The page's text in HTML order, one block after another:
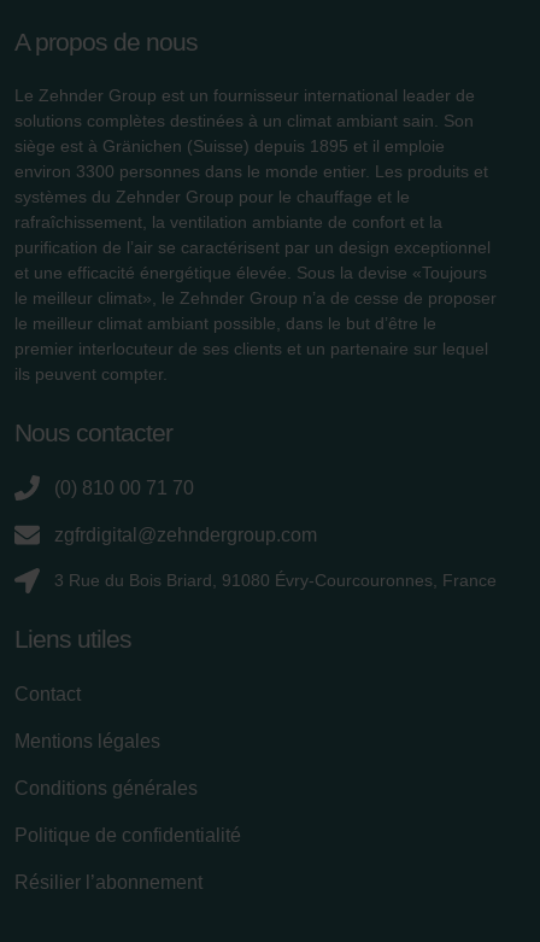
Zehnder Group Nederland bv: Privacyverklaringen
Zehnder Group Schweiz AG: Datenschutz
Zehnder Polska Sp. z o.o.: Oświadczenie o ochronie
danych Zehnder
Zehnder Group UK Limited: Privacy Policy
A propos de nous
Le Zehnder Group est un fournisseur international leader de
solutions complètes destinées à un climat ambiant sain. Son
siège est à Gränichen (Suisse) depuis 1895 et il emploie
environ 3300 personnes dans le monde entier. Les produits et
systèmes du Zehnder Group pour le chauffage et le
rafraîchissement, la ventilation ambiante de confort et la
purification de l’air se caractérisent par un design exceptionnel
et une efficacité énergétique élevée. Sous la devise «Toujours
le meilleur climat», le Zehnder Group n’a de cesse de proposer
le meilleur climat ambiant possible, dans le but d’être le
premier interlocuteur de ses clients et un partenaire sur lequel
ils peuvent compter.
Nous contacter
(0) 810 00 71 70
zgfrdigital@zehndergroup.com
3 Rue du Bois Briard, 91080 Évry-Courcouronnes, France
Liens utiles
Contact
Mentions légales
Conditions générales
Politique de confidentialité
Résilier l’abonnement